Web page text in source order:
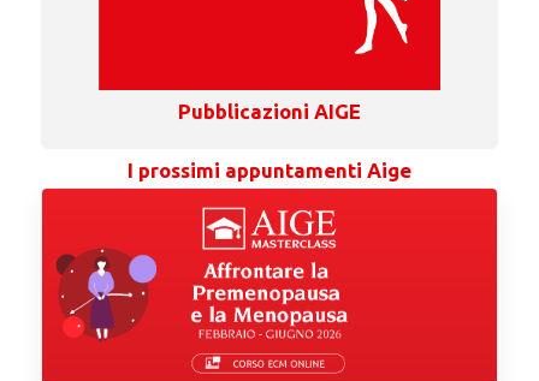
Pubblicazioni AIGE
I prossimi appuntamenti Aige